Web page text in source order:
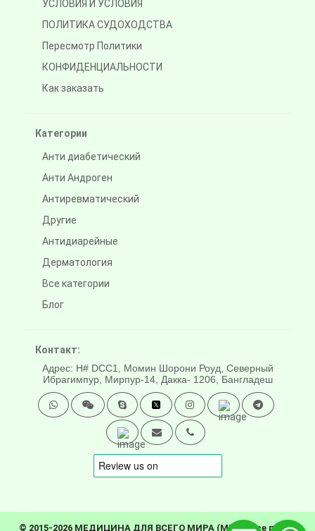
УСЛОВИЯ И УСЛОВИЯ
ПОЛИТИКА СУДОХОДСТВА
Пересмотр Политики
КОНФИДЕНЦИАЛЬНОСТИ
Как заказать
Категории
Анти диабетический
Анти Андроген
Антиревматический
Другие
Антидиарейные
Дерматология
Все категории
Блог
Контакт:
Адрес: H# DCC1, Момин Шорони Роуд, Северный
Ибрагимпур, Мирпур-14, Дакка- 1206, Бангладеш
© 2015-2026 МЕДИЦИНА ДЛЯ ВСЕГО МИРА (MFW). Все права